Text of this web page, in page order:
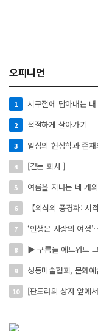
오피니언
1 시구절에 담아내는
2 적절하게 살아가기
3 일상의 현상학과 존
4 [걷는 회사 ]
5 여름을 지나는 네 개
6 【의식의 풍경화: 시
7 ‘인생은 사랑의 여정
8 ▶ 구름들 에드워드
9
10 [판도라의 상자 앞에